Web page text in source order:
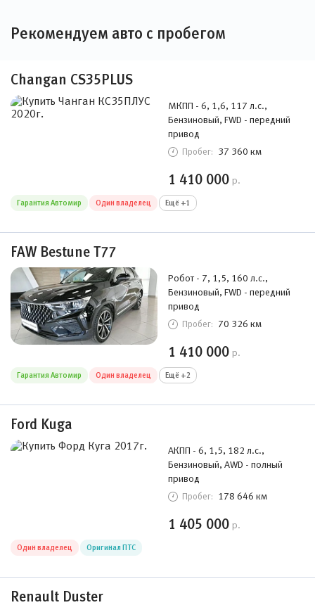
Рекомендуем авто с пробегом
Changan CS35PLUS
МКПП - 6, 1,6, 117 л.с.,
Бензиновый, FWD - передний
привод
Пробег: 37 360 км
1 410 000 р.
Гарантия Автомир Один владелец Ещё +1
FAW Bestune T77
Робот - 7, 1,5, 160 л.с.,
Бензиновый, FWD - передний
привод
Пробег: 70 326 км
1 410 000 р.
Гарантия Автомир Один владелец Ещё +2
Ford Kuga
АКПП - 6, 1,5, 182 л.с.,
Бензиновый, AWD - полный
привод
Пробег: 178 646 км
1 405 000 р.
Один владелец Оригинал ПТС
Renault Duster